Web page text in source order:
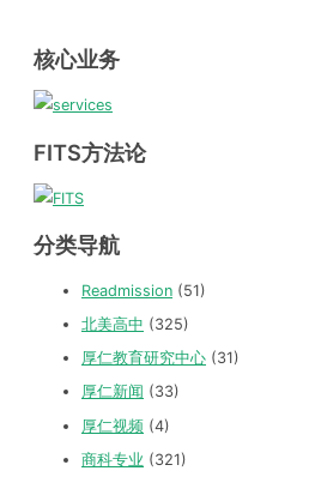
核心业务
FITS方法论
分类导航
Readmission (51)
北美高中 (325)
厚仁教育研究中心 (31)
厚仁新闻 (33)
厚仁视频 (4)
商科专业 (321)